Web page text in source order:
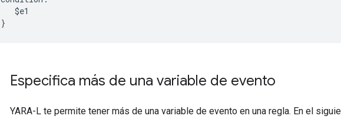
   $e1
Especifica más de una variable de evento
YARA-L te permite tener más de una variable de evento en una regla. En el